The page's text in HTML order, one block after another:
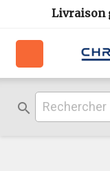
Livraison
search